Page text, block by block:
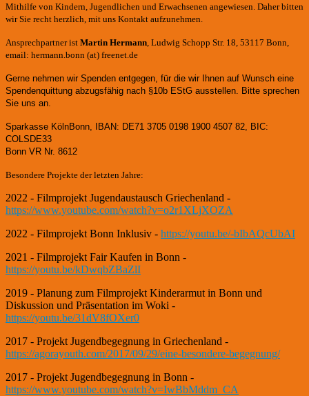
Mithilfe von Kindern, Jugendlichen und Erwachsenen angewiesen. Daher bitten
wir Sie recht herzlich, mit uns Kontakt aufzunehmen.
Ansprechpartner ist Martin Hermann , Ludwig Schopp Str. 18, 53117 Bonn,
email: hermann.bonn (at) freenet.de
Gerne nehmen wir Spenden entgegen, für die wir Ihnen auf Wunsch eine
Spendenquittung abzugsfähig nach §10b EStG ausstellen. Bitte sprechen
Sie uns an.
Sparkasse KölnBonn, IBAN: DE71 3705 0198 1900 4507 82, BIC:
COLSDE33
Bonn VR Nr. 8612
Besondere Projekte der letzten Jahre:
2022 - Filmprojekt Jugendaustausch Griechenland -
https://www.youtube.com/watch?v=o2r1XLjXOZA
2022 - Filmprojekt Bonn Inklusiv - https://youtu.be/-bIbAQcUbAI
2021 - Filmprojekt Fair Kaufen in Bonn -
https://youtu.be/kDwqbZBaZlI
2019 - Planung zum Filmprojekt Kinderarmut in Bonn und
Diskussion und Präsentation im Woki -
https://youtu.be/31dV8fOXer0
2017 - Projekt Jugendbegegnung in Griechenland -
https://agorayouth.com/2017/09/29/eine-besondere-begegnung/
2017 - Projekt Jugendbegegnung in Bonn -
https://www.youtube.com/watch?v=IwBbMddm_CA